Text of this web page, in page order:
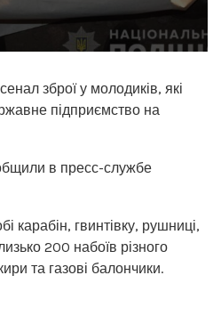
зброї у молодиків, які
підприємство на
в пресс-службе
карабін, гвинтівку, рушниці,
200 набоїв різного
та газові балончики.